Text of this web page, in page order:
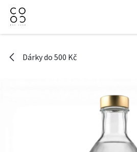
Přejít na obsah
Dárky do 500 Kč